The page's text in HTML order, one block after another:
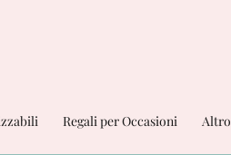
Regali per Occasioni Altro